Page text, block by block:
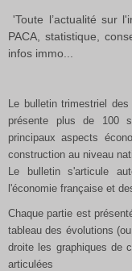
'Toute l’actualité sur
PACA, statistique,
infos immo...
Le bulletin trimestriel
présente plus de 100
principaux aspects
construction au niveau
Le bulletin s'articule
l'économie française et
Chaque partie est
tableau des évolutions
droite les graphiques de
articulées